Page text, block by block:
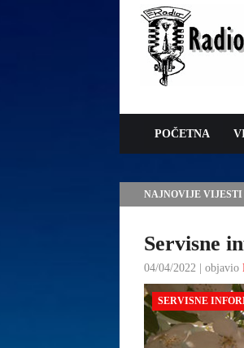
POČETNA
NAJNOVIJE VIJESTI
Servisne
04/04/2022 | objavio
SERVISNE